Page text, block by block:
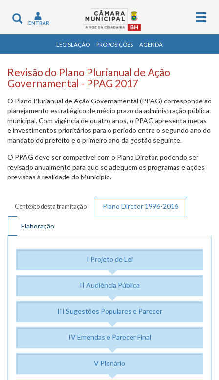
Toggle
navigation
ENTRAR
LEGISLAÇÃO PROPOSIÇÕES AGENDA
Revisão do Plano Plurianual de Ação
Governamental - PPAG 2017
O Plano Plurianual de Ação Governamental (PPAG) corresponde ao
planejamento estratégico de médio prazo da administração pública
municipal. Com vigência de quatro anos, o PPAG apresenta metas
e investimentos prioritários para o período entre o segundo ano do
mandato do prefeito e o primeiro ano da gestão seguinte.
O PPAG deve ser compatível com o Plano Diretor, podendo ser
revisado anualmente para que se adequem os programas e ações
previstas à realidade do Município.
Contexto desta tramitação Plano Diretor 1996-2016
PPAG 2014 - 2017
Elaboração
I Projeto de Lei
II Audiência Pública
III Sugestões Populares e Parecer
IV Emendas e Parecer Final
V Plenário